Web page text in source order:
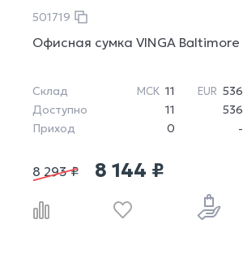
501719
Офисная сумка VINGA Baltimore
Склад МСК 11 EUR 536
Доступно
11
536
Приход
0 -
8 293 ₽ 8 144 ₽